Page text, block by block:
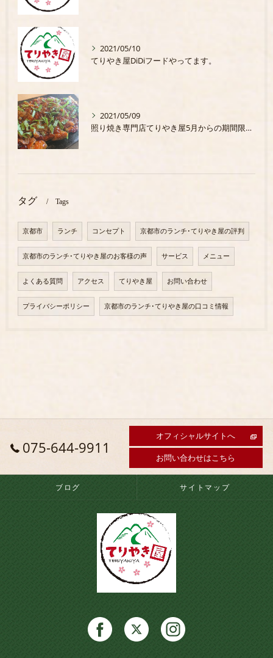
2021/05/10
てりやき屋DiDiフードやってます。
2021/05/09
照り焼き専門店てりやき屋5月からの期間限定商品
タグ Tags
京都市 ランチ コンセプト 京都市のランチ･てりやき屋の評判
京都市のランチ･てりやき屋のお客様の声 サービス メニュー
よくある質問 アクセス てりやき屋 お問い合わせ
プライバシーポリシー 京都市のランチ･てりやき屋の口コミ情報
075-644-9911
オフィシャルサイトへ
お問い合わせはこちら
ブログ サイトマップ